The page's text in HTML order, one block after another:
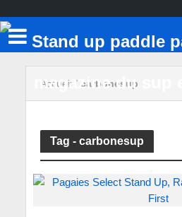
Accueil/ carbonesup
Tag - carbonesup